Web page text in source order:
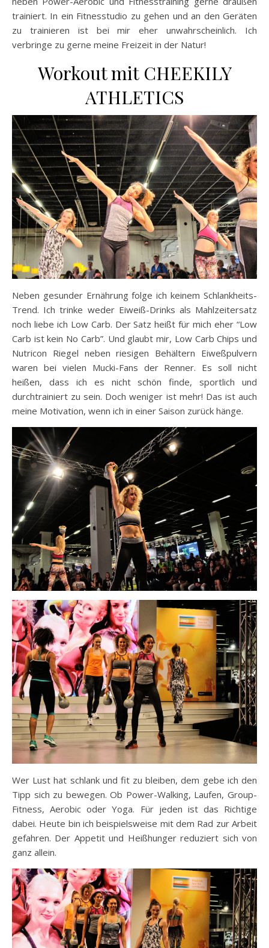
trainiert. In ein Fitnesstudio zu gehen und an den Geräten
zu trainieren ist bei mir eher unwahrscheinlich. Ich
verbringe zu gerne meine Freizeit in der Natur!
Workout mit CHEEKILY
ATHLETICS
Neben gesunder Ernährung folge ich keinem Schlankheits-
Trend. Ich trinke weder Eiweiß-Drinks als Mahlzeitersatz
noch liebe ich Low Carb. Der Satz heißt für mich eher “Low
Carb ist kein No Carb”. Und glaubt mir, Low Carb Chips und
Nutricon Riegel neben riesigen Behältern Eiweßpulvern
waren bei vielen Mucki-Fans der Renner. Es soll nicht
heißen, dass ich es nicht schön finde, sportlich und
durchtrainiert zu sein. Doch weniger ist mehr! Das ist auch
meine Motivation, wenn ich in einer Saison zurück hänge.
Wer Lust hat schlank und fit zu bleiben, dem gebe ich den
Tipp sich zu bewegen. Ob Power-Walking, Laufen, Group-
Fitness, Aerobic oder Yoga. Für jeden ist das Richtige
dabei. Heute bin ich beispielsweise mit dem Rad zur Arbeit
gefahren. Der Appetit und Heißhunger reduziert sich von
ganz allein.